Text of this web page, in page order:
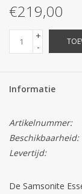
€219,00
+
-
Informatie
Artikelnummer:
Beschikbaarheid:
Levertijd:
De Samsonite